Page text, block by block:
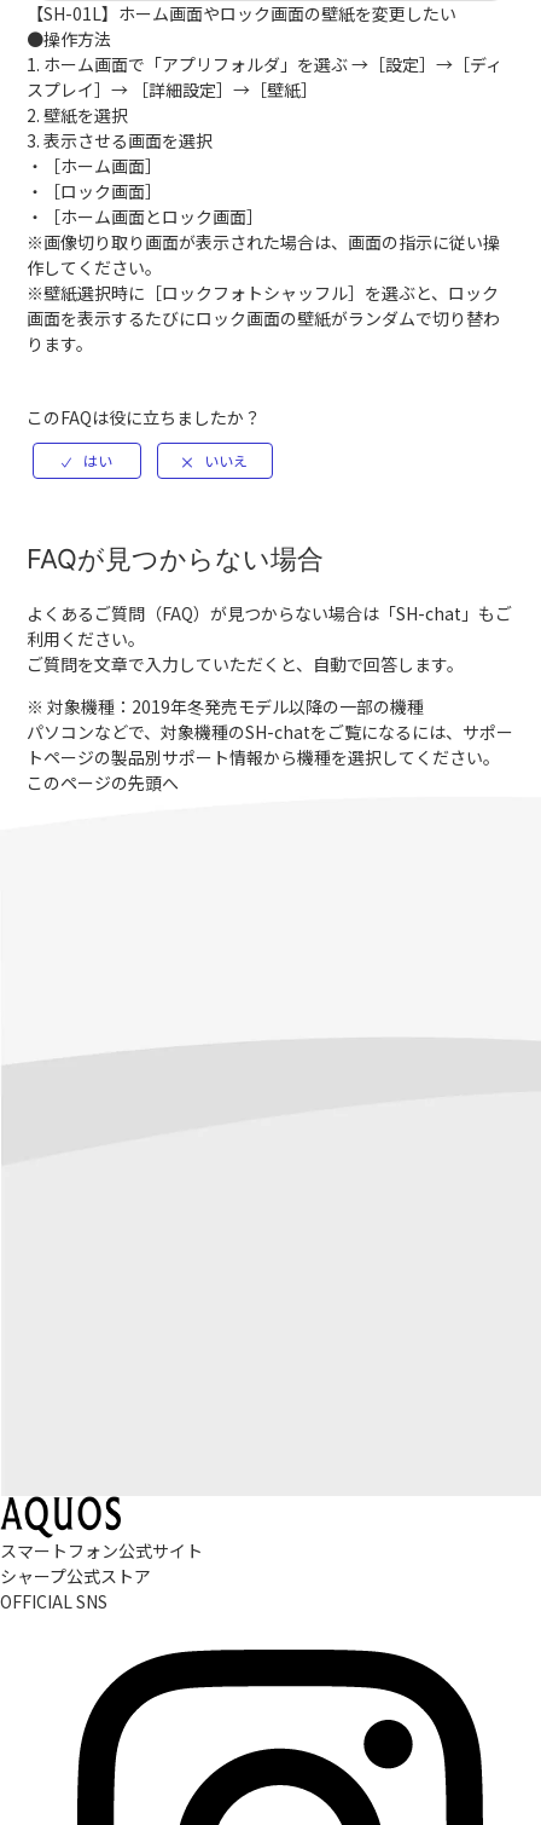
【SH-01L】ホーム画面やロック画面の壁紙を変更したい
●操作方法
1. ホーム画面で「アプリフォルダ」を選ぶ →［設定］→［ディ
スプレイ］→ ［詳細設定］→［壁紙］
2. 壁紙を選択
3. 表示させる画面を選択
・［ホーム画面］
・［ロック画面］
・［ホーム画面とロック画面］
※画像切り取り画面が表示された場合は、画面の指示に従い操
作してください。
※壁紙選択時に［ロックフォトシャッフル］を選ぶと、ロック
画面を表示するたびにロック画面の壁紙がランダムで切り替わ
ります。
このFAQは役に立ちましたか？
FAQが見つからない場合
よくあるご質問（FAQ）が見つからない場合は「SH-chat 」もご
利用ください。
ご質問を文章で入力していただくと、自動で回答します。
※ 対象機種：2019年冬発売モデル以降の一部の機種
パソコンなどで、対象機種のSH-chatをご覧になるには、サポー
トページの製品別サポート情報から機種を選択してください。
このページの先頭へ
スマートフォン公式サイト
シャープ公式ストア
OFFICIAL SNS